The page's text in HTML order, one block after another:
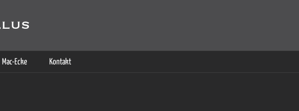
Mac-Ecke Kontakt
erklären Sie sich damit einverstanden, dass Cookies gesetzt werden.